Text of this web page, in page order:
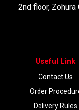
2nd floor, Zohura
Useful Link
Contact Us
Order
Delivery Rules